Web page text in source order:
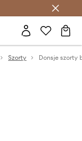
Szorty